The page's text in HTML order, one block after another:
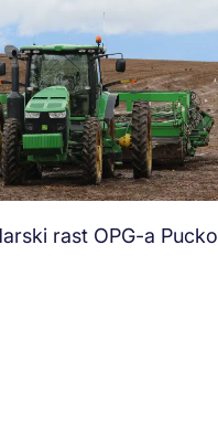
rast OPG-a Pucko